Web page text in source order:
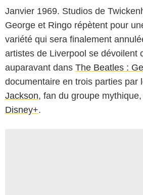
Janvier 1969. Studios de
George et Ringo répètent pour
variété qui sera finalement
artistes de Liverpool se dévoilent
auparavant dans The Beatles :
documentaire en trois parties par
Jackson, fan du groupe
Disney+.